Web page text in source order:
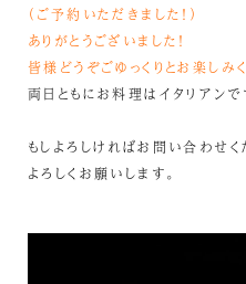
（ご予約いただきました！）
ありがとうございました！
皆様どうぞごゆっくりとお楽し
両日ともにお料理はイタリアンで
もしよろしければお問い合わせく
よろしくお願いします。